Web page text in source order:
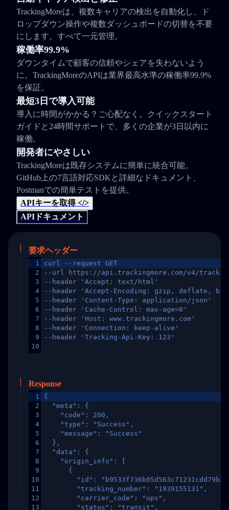
TrackingMoreは、複数キャリアの検出を自動化し、ド
ロップダウン操作や複数ダッシュボードの切替を不要
にします。すべて一元管理。
稼働率99.9%
ダウンタイムで顧客の信頼やシェアを失わないよう
に。TrackingMoreのAPIは業界最高水準の稼働率99.9%
を保証。
最短3日で導入可能
導入に時間がかかる？ご心配なく。クイックスタート
ガイドと24時間サポートで、多くの企業が3日以内に
稼働。
開発者にやさしい
TrackingMoreは既存システムに簡単に統合可能。
GitHub上の7言語対応SDKと詳細なドキュメント、
Postmanでの簡単テストを提供。
APIキーを取得 </>
APIドキュメント
要求ヘッダー
1
2
3
4
5
6
7
8
9
10
curl --request GET
--url https://api.trackingmore.com/v4/trackings/
--header 'Accept: text/html'
--header 'Accept-Encoding: gzip, deflate,
--header 'Content-Type: application/json'
--header 'Cache-Control: max-age=0'
--header 'Host: www.trackingmore.com'
--header 'Connection: keep-alive'
--header 'Tracking-Api-Key: 123'
Response
1
2
3
4
5
6
7
8
9
10
11
12
13
{
  "meta": {
    "code": 200,
    "type": "Success",
    "message": "Success"
  },
  "data": {
    "origin_info": [
      {
"id":
        "tracking_number": "1939155131",
        "carrier_code": "ups",
        "status": "transit",